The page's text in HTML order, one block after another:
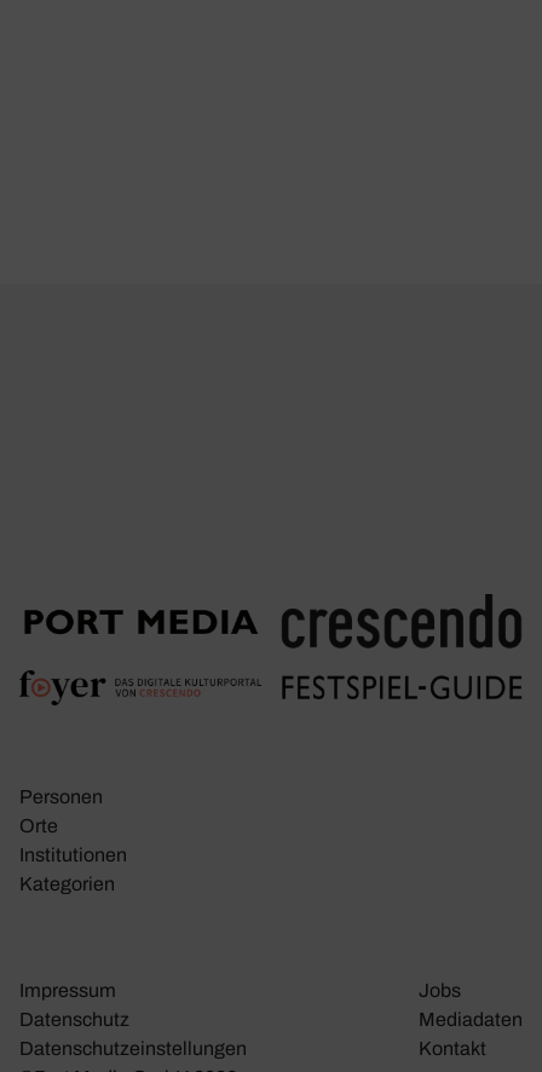
Personen
Orte
Insti­tu­tionen
Kate­go­rien
Impressum
Daten­schutz
Daten­schutz­ein­stel­lungen
Jobs
Media­daten
Kontakt